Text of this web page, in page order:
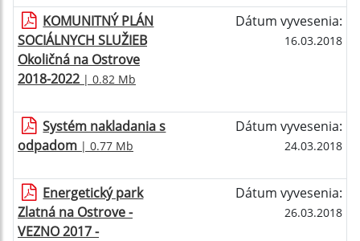
KOMUNITNÝ PLÁN
SOCIÁLNYCH SLUŽIEB
Okoličná na Ostrove
2018-2022 | 0.82 Mb
Dátum vyvesenia:
16.03.2018
Systém nakladania s
odpadom | 0.77 Mb
Dátum vyvesenia:
24.03.2018
Energetický park
Zlatná na Ostrove -
VEZNO 2017 -
Dátum vyvesenia:
26.03.2018